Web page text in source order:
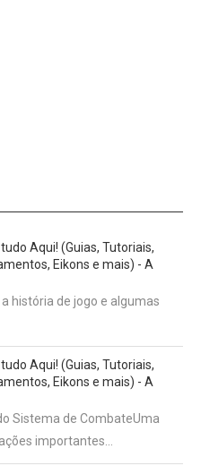
Aqui! (Guias, Tutoriais,
Eikons e mais) - A
a história de jogo e algumas
Aqui! (Guias, Tutoriais,
Eikons e mais) - A
Sistema de CombateUma
importantes…